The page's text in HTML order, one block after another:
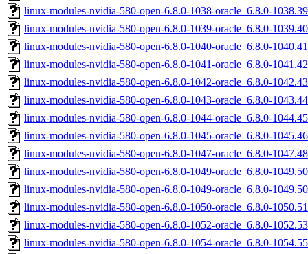
linux-modules-nvidia-580-open-6.8.0-1038-oracle_6.8.0-
linux-modules-nvidia-580-open-6.8.0-1039-oracle_6.8.0-
linux-modules-nvidia-580-open-6.8.0-1040-oracle_6.8.0-
linux-modules-nvidia-580-open-6.8.0-1041-oracle_6.8.0-
linux-modules-nvidia-580-open-6.8.0-1042-oracle_6.8.0-
linux-modules-nvidia-580-open-6.8.0-1043-oracle_6.8.0-
linux-modules-nvidia-580-open-6.8.0-1044-oracle_6.8.0-
linux-modules-nvidia-580-open-6.8.0-1045-oracle_6.8.0-
linux-modules-nvidia-580-open-6.8.0-1047-oracle_6.8.0-
linux-modules-nvidia-580-open-6.8.0-1049-oracle_6.8.0-
linux-modules-nvidia-580-open-6.8.0-1049-oracle_6.8.0-
linux-modules-nvidia-580-open-6.8.0-1050-oracle_6.8.0-
linux-modules-nvidia-580-open-6.8.0-1052-oracle_6.8.0-
linux-modules-nvidia-580-open-6.8.0-1054-oracle_6.8.0-